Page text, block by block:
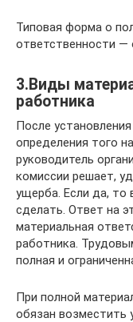
Типовая форма о
ответственности —
3.Виды
работника
После
определения того
руководитель
комиссии решает,
ущерба. Если да, то
сделать. Ответ на
материальная
работника.
полная и
При полной
обязан возместить